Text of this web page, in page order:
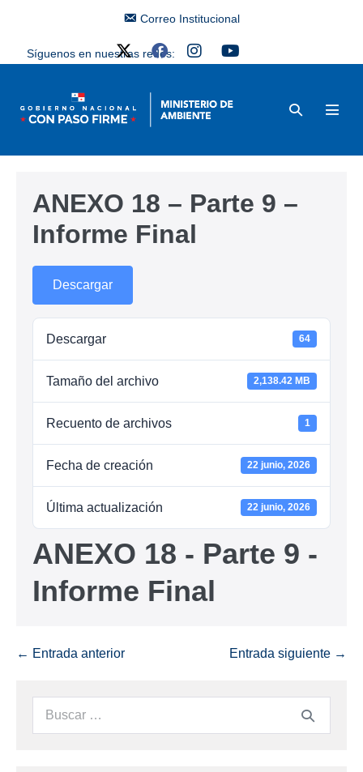
Correo Institucional
Síguenos en nuestras redes:
ANEXO 18 – Parte 9 –
Informe Final
Descargar
Descargar 64
Tamaño del archivo 2,138.42 MB
Recuento de archivos 1
Fecha de creación 22 junio, 2026
Última actualización 22 junio, 2026
ANEXO 18 - Parte 9 -
Informe Final
← Entrada anterior Entrada siguiente →